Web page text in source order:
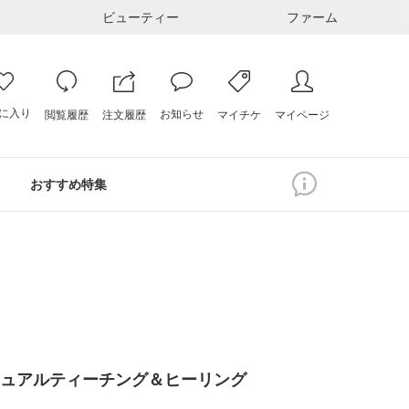
ビューティー ファーム
入り 閲覧履歴 注文履歴 お知らせ マイチケ マイページ
おすすめ特集
アルティーチング＆ヒーリング